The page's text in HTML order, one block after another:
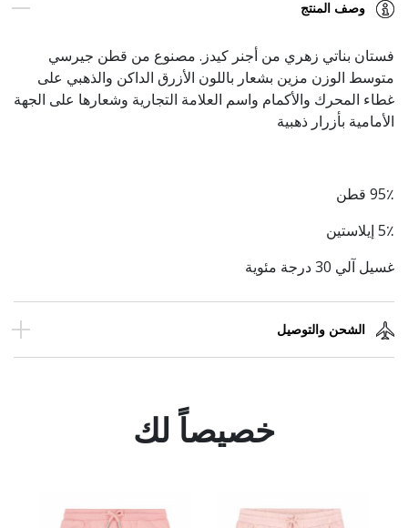
وصف المنتج
فستان بناتي زهري من أجنر كيدز. مصنوع من قطن جيرسي
متوسط الوزن مزين بشعار باللون الأزرق الداكن والذهبي على
غطاء المحرك والأكمام واسم العلامة التجارية وشعارها على الجهة
الأمامية بأزرار ذهبية
95٪ قطن
5٪ إيلاستين
غسيل آلي 30 درجة مئوية
الشحن والتوصيل
خصيصاً لك